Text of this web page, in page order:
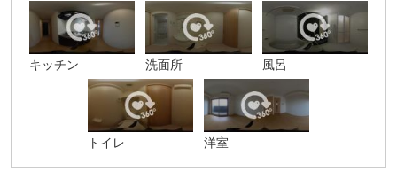
キッチン 洗面所 風呂
トイレ 洋室